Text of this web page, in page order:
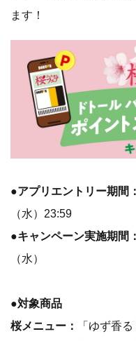
ます！
●アプリエントリー期間：
（水）23:59
●キャンペーン実施期間：
（水）
●対象商品
桜メニュー：
「ゆず香